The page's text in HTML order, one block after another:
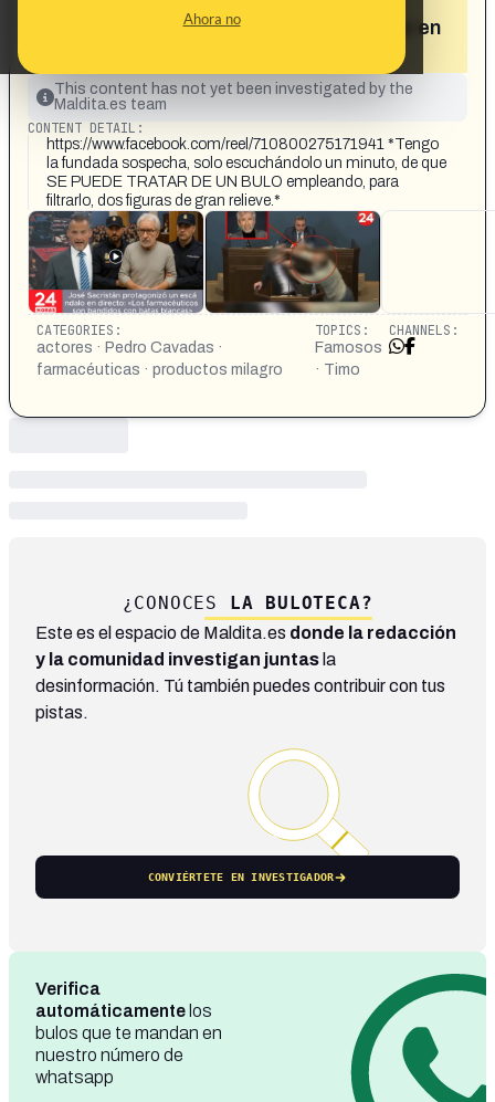
Ahora no
Pedro Cavadas que le salvó de acabar en
This content has not yet been investigated by the
Maldita.es team
CONTENT DETAIL:
https://www.facebook.com/reel/710800275171941 *Tengo
la fundada sospecha, solo escuchándolo un minuto, de que
SE PUEDE TRATAR DE UN BULO empleando, para
filtrarlo, dos figuras de gran relieve.*
CATEGORIES:
actores · Pedro Cavadas ·
farmacéuticas · productos milagro
TOPICS:
Famosos
· Timo
CHANNELS:
¿CONOCES LA BULOTECA?
Este es el espacio de Maldita.es donde la redacción
y la comunidad investigan juntas la
desinformación. Tú también puedes contribuir con tus
pistas.
CONVIÉRTETE EN INVESTIGADOR
Verifica
automáticamente los
bulos que te mandan en
nuestro número de
whatsapp